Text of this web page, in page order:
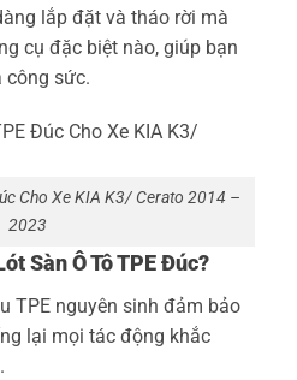
lắp đặt và tháo rời mà
cụ đặc biệt nào, giúp bạn
công sức.
Cho Xe KIA K3/ Cerato 2014 –
2023
Sàn Ô Tô TPE Đúc?
TPE nguyên sinh đảm bảo
lại mọi tác động khắc